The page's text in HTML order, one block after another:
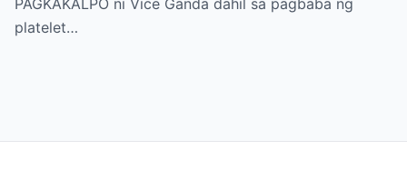
Fans Naluha sa Pag-aalala sa Kalagayan ni
platelet…